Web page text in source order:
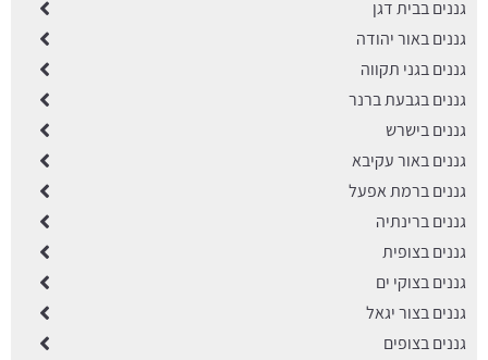
גננים בבית דגן
גננים באור יהודה
גננים בגני תקווה
גננים בגבעת ברנר
גננים בישרש
גננים באור עקיבא
גננים ברמת אפעל
גננים ברינתיה
גננים בצופית
גננים בצוקי ים
גננים בצור יגאל
גננים בצופים